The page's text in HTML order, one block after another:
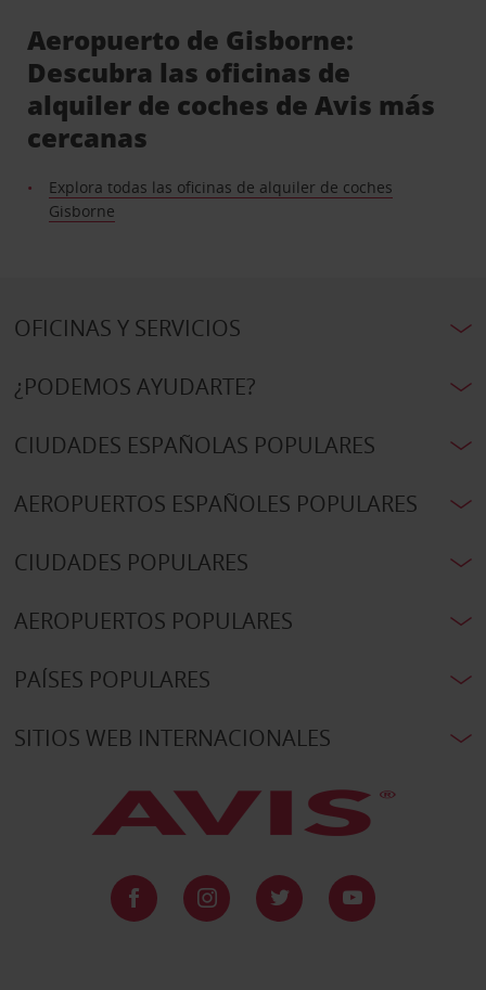
Aeropuerto de Gisborne:
Descubra las oficinas de
alquiler de coches de Avis más
cercanas
Explora todas las oficinas de alquiler de coches
Gisborne
OFICINAS Y SERVICIOS
¿PODEMOS AYUDARTE?
CIUDADES ESPAÑOLAS POPULARES
AEROPUERTOS ESPAÑOLES POPULARES
CIUDADES POPULARES
AEROPUERTOS POPULARES
PAÍSES POPULARES
SITIOS WEB INTERNACIONALES